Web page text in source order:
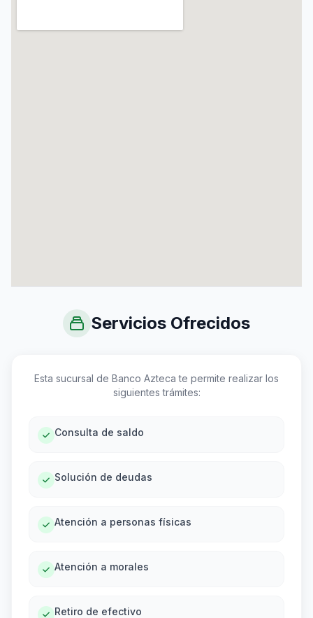
Servicios Ofrecidos
Esta sucursal de Banco Azteca te permite realizar los
siguientes trámites:
Consulta de saldo
Solución de deudas
Atención a personas físicas
Atención a morales
Retiro de efectivo